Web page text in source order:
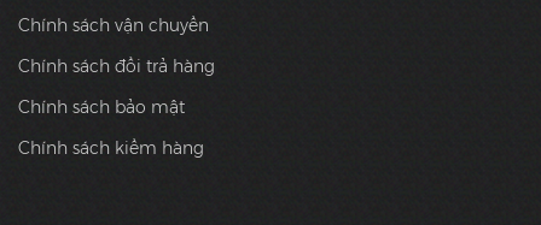
Chính sách vận chuyển
Chính sách đổi trả hàng
Chính sách bảo mật
Chính sách kiểm hàng